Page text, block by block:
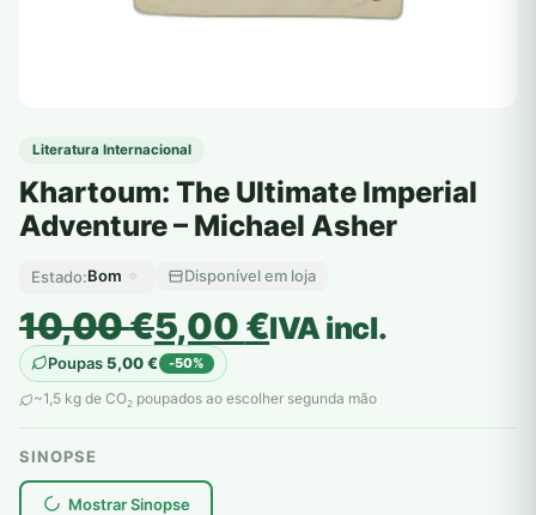
Literatura Internacional
Khartoum: The Ultimate Imperial
Adventure – Michael Asher
Estado:Bom Disponível em loja
10,00€
O
preço
original
era:
10,00 €.
5,00€
O
preço
atual
é:
5,00 €.
IVA incl.
Poupas5,00€ -50%
~1,5 kg de CO2 poupados ao escolher segunda mão
SINOPSE
Mostrar Sinopse
plantar árvores reais